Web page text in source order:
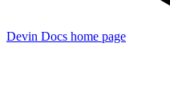
Devin Docs home page